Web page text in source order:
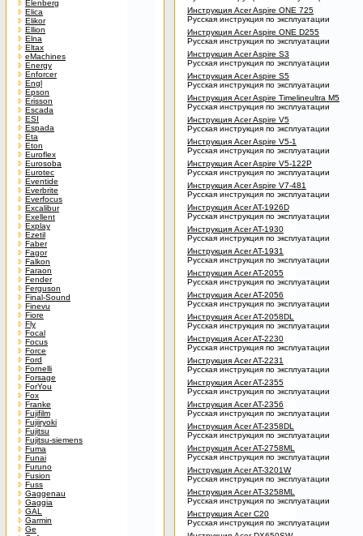
Elenberg
Elica
Elikor
Ellion
Elna
Eltax
eMachines
Energy
Enforcer
Engl
Epson
Erisson
Escada
ESI
Espada
Eta
Eton
Euroflex
Eurosoba
Eurotec
Eventide
Everbrite
Everfocus
Excalibur
Exellent
Explay
Ezetil
Faber
Fagor
Falkon
Faraon
Fender
Ferguson
Final-Sound
Finevu
Fiore
Fly
Focal
Focus
Force
Ford
Fornelli
Forsage
ForYou
Fox
Franke
Fujifilm
Fujiiryoki
Fujitsu
Fujitsu-siemens
Fuma
Funai
Furuno
Fusion
Fuss
Gaggenau
Gaggia
GAL
Garmin
Ge
Инструкция Acer Aspire ONE 725
Русская инструкция по эксплуатации
Инструкция Acer Aspire ONE D255
Русская инструкция по эксплуатации
Инструкция Acer Aspire S3
Русская инструкция по эксплуатации
Инструкция Acer Aspire S5
Русская инструкция по эксплуатации
Инструкция Acer Aspire Timelineultra M5
Русская инструкция по эксплуатации
Инструкция Acer Aspire V5
Русская инструкция по эксплуатации
Инструкция Acer Aspire V5-1
Русская инструкция по эксплуатации
Инструкция Acer Aspire V5-122P
Русская инструкция по эксплуатации
Инструкция Acer Aspire V7-481
Русская инструкция по эксплуатации
Инструкция Acer AT-1926D
Русская инструкция по эксплуатации
Инструкция Acer AT-1930
Русская инструкция по эксплуатации
Инструкция Acer AT-1931
Русская инструкция по эксплуатации
Инструкция Acer AT-2055
Русская инструкция по эксплуатации
Инструкция Acer AT-2056
Русская инструкция по эксплуатации
Инструкция Acer AT-2058DL
Русская инструкция по эксплуатации
Инструкция Acer AT-2230
Русская инструкция по эксплуатации
Инструкция Acer AT-2231
Русская инструкция по эксплуатации
Инструкция Acer AT-2355
Русская инструкция по эксплуатации
Инструкция Acer AT-2356
Русская инструкция по эксплуатации
Инструкция Acer AT-2358DL
Русская инструкция по эксплуатации
Инструкция Acer AT-2758ML
Русская инструкция по эксплуатации
Инструкция Acer AT-3201W
Русская инструкция по эксплуатации
Инструкция Acer AT-3258ML
Русская инструкция по эксплуатации
Инструкция Acer C20
Русская инструкция по эксплуатации